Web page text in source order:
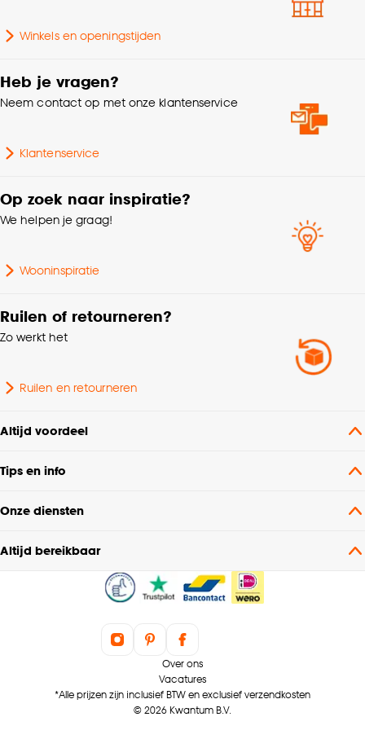
Goed om te weten is dat je deze keuze altijd nog
Mate verduisterend
Krimptolerantie
Winkels en openingstijden
Heb je vragen?
Neem contact op met onze klantenservice
Klantenservice
Op zoek naar inspiratie?
We helpen je graag!
Wooninspiratie
Ruilen of retourneren?
Zo werkt het
Ruilen en retourneren
Altijd voordeel
Tips en info
Onze diensten
Altijd bereikbaar
Over ons
Vacatures
*Alle prijzen zijn inclusief BTW en exclusief verzendkosten
© 2026 Kwantum B.V.